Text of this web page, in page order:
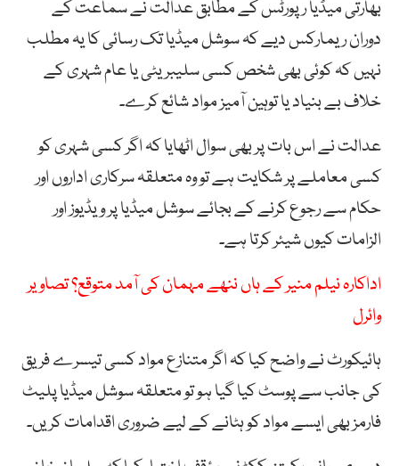
بھارتی میڈیا رپورٹس کے مطابق عدالت نے سماعت کے
دوران ریمارکس دیے کہ سوشل میڈیا تک رسائی کا یہ مطلب
نہیں کہ کوئی بھی شخص کسی سلیبریٹی یا عام شہری کے
خلاف بے بنیاد یا توہین آمیز مواد شائع کرے۔
عدالت نے اس بات پر بھی سوال اٹھایا کہ اگر کسی شہری کو
کسی معاملے پر شکایت ہے تو وہ متعلقہ سرکاری اداروں اور
حکام سے رجوع کرنے کے بجائے سوشل میڈیا پر ویڈیوز اور
الزامات کیوں شیئر کرتا ہے۔
اداکارہ نیلم منیر کے ہاں ننھے مہمان کی آمد متوقع؟ تصاویر
وائرل
ہائیکورٹ نے واضح کیا کہ اگر متنازع مواد کسی تیسرے فریق
کی جانب سے پوسٹ کیا گیا ہو تو متعلقہ سوشل میڈیا پلیٹ
فارمز بھی ایسے مواد کو ہٹانے کے لیے ضروری اقدامات کریں۔